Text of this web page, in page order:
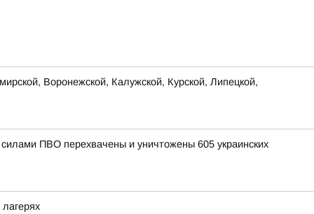
Воронежской, Калужской, Курской, Липецкой,
ПВО перехвачены и уничтожены 605 украинских